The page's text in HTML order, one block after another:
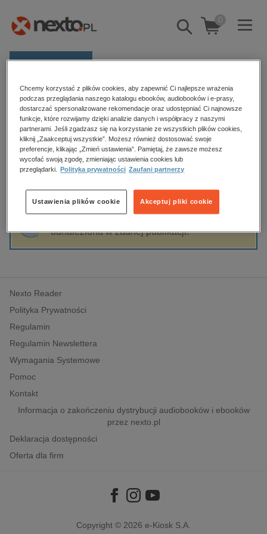
Pokaż/schowaj
wyszukiwarkę
0
E-prasa
Kategorie
Zobacz wszystkie E-prasa
budownictwo, aranżacja wnętrz
biznesowe, branżowe, gospodarka
edukacja
hobby, sport, rozrywka
komputery, internet, technologie, informatyka
polityka, społeczno-informacyjne
psychologiczne
inne
popularno-naukowe
historia
Strona główna Artur Mamcarz
Artur Mamcarz
Sortowanie Filtrowanie
odnaleziona w żadnej publikacji.
Nexto Reader
Polityka Prywatności
Regulamin
Regulamin Newslettera
Wymagania Systemowe
Pomoc
Kontakt
Informacja o zakończeniu dystrybucji audiobooków i ebooków
przez nexto.pl
Deklaracja dostępności
Oferta dla firm
Copyright © 2026 e-Kiosk S.A.
Chcemy korzystać z plików cookies, aby zapewnić Ci najlepsze wrażenia
podczas przeglądania naszego katalogu ebooków, audiobooków i e-prasy,
dostarczać spersonalizowane rekomendacje oraz udostępniać Ci najnowsze
funkcje, które rozwijamy dzięki analizie danych i współpracy z naszymi
partnerami. Jeśli zgadzasz się na korzystanie ze wszystkich plików cookies,
kliknij „Zaakceptuj wszystkie”. Możesz również dostosować swoje
preferencje, klikając „Zmień ustawienia”. Pamiętaj, że zawsze możesz
wycofać swoją zgodę, zmieniając ustawienia cookies lub
przeglądarki.
Polityka prywatności Zaufani partnerzy
Akceptuj pliki cookie
Ustawienia plików cookie